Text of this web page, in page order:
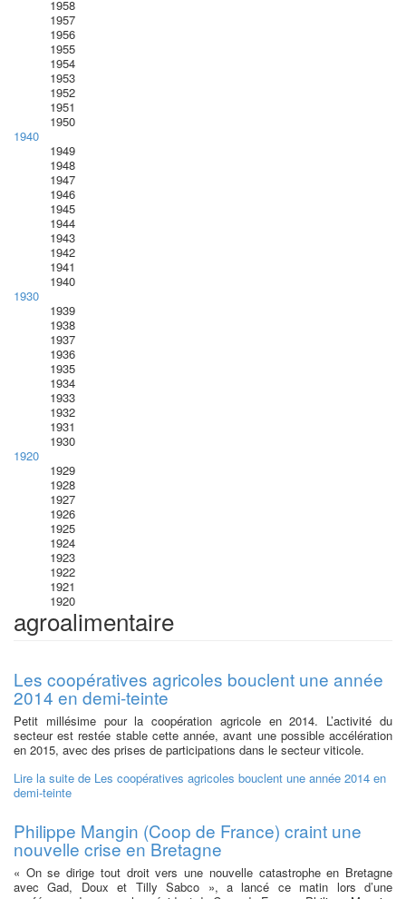
1958
1957
1956
1955
1954
1953
1952
1951
1950
1940
1949
1948
1947
1946
1945
1944
1943
1942
1941
1940
1930
1939
1938
1937
1936
1935
1934
1933
1932
1931
1930
1920
1929
1928
1927
1926
1925
1924
1923
1922
1921
1920
agroalimentaire
Les coopératives agricoles bouclent une année
2014 en demi-teinte
Petit millésime pour la coopération agricole en 2014. L’activité du
secteur est restée stable cette année, avant une possible accélération
en 2015, avec des prises de participations dans le secteur viticole.
Lire la suite de Les coopératives agricoles bouclent une année 2014 en
demi-teinte
Philippe Mangin (Coop de France) craint une
nouvelle crise en Bretagne
« On se dirige tout droit vers une nouvelle catastrophe en Bretagne
avec Gad, Doux et Tilly Sabco », a lancé ce matin lors d’une